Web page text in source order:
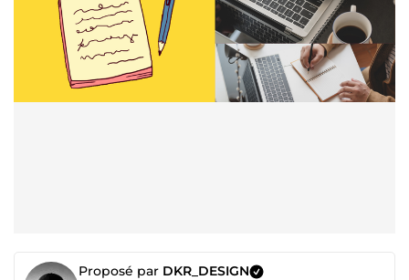
Proposé par DKR_DESIGN